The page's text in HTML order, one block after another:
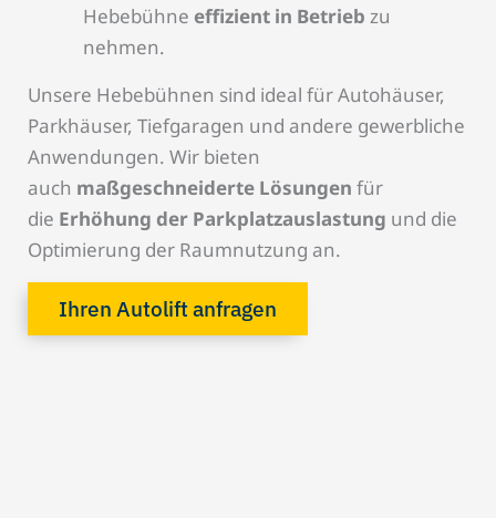
Hebebühne effizient in Betrieb zu
nehmen.
Unsere Hebebühnen sind ideal für Autohäuser,
Parkhäuser, Tiefgaragen und andere gewerbliche
Anwendungen. Wir bieten
auch maßgeschneiderte Lösungen für
die Erhöhung der Parkplatzauslastung und die
Optimierung der Raumnutzung an.
Ihren Autolift anfragen